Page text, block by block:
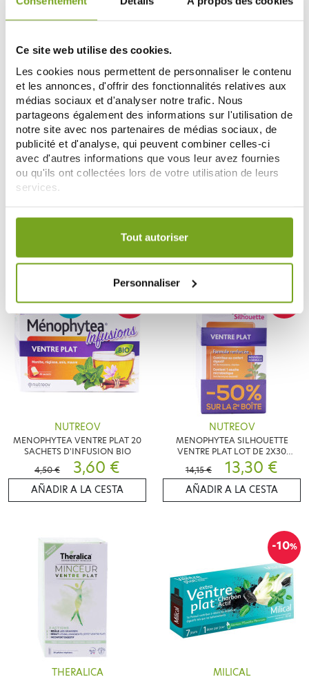
Ce site web utilise des cookies.
Les cookies nous permettent de personnaliser le contenu
et les annonces, d'offrir des fonctionnalités relatives aux
médias sociaux et d'analyser notre trafic. Nous
partageons également des informations sur l'utilisation de
notre site avec nos partenaires de médias sociaux, de
publicité et d'analyse, qui peuvent combiner celles-ci
avec d'autres informations que vous leur avez fournies
ou qu'ils ont collectées lors de votre utilisation de leurs
services.
Votre choix de consentement est conservé pendant une
Tout autoriser
Personnaliser
ELANCYL SLIM DESIGN VENTRE
27,99 €
AÑADIR A LA CESTA
CHAUD 250ML
17,85 €
AÑADIR A LA CESTA
-20%
gaspi
NUTREOV
MENOPHYTEA VENTRE PLAT 20
SACHETS D'INFUSION BIO
4,50 €
3,60 €
AÑADIR A LA CESTA
-6%
NUTREOV
MENOPHYTEA SILHOUETTE
VENTRE PLAT LOT DE 2X30
COMPRIMES
14,15 € 13,30 €
AÑADIR A LA CESTA
THERALICA
-10%
MILICAL